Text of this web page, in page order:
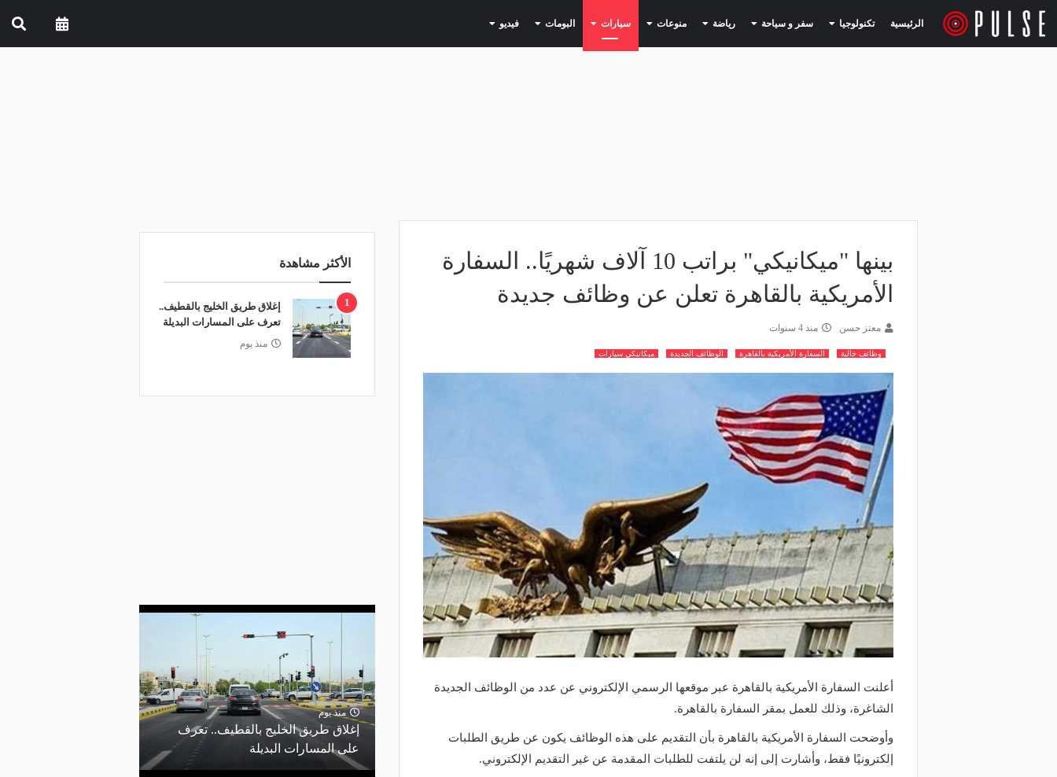
الرئيسية تكنولوجيا (current) سفر و سياحة (current) رياضة (current) منوعات (current) سيارات (current) البومات (current) فيديو (current)
بينها "ميكانيكي" براتب 10 آلاف شهريًا.. السفارة
الأمريكية بالقاهرة تعلن عن وظائف جديدة
معتز حسن منذ 4 سنوات
وظائف خالية السفارة الأمريكية بالقاهرة الوظائف الجديدة ميكانيكي سيارات
أعلنت السفارة الأمريكية بالقاهرة عبر موقعها الرسمي الإلكتروني عن عدد من الوظائف الجديدة
الشاغرة، وذلك للعمل بمقر السفارة بالقاهرة.
وأوضحت السفارة الأمريكية بالقاهرة بأن التقديم على هذه الوظائف يكون عن طريق الطلبات
إلكترونيًا فقط، وأشارت إلى إنه لن يلتفت للطلبات المقدمة عن غير التقديم الإلكتروني.
الأكثر مشاهدة
1
إغلاق طريق الخليج بالقطيف..
تعرف على المسارات البديلة
منذ يوم
منذ يوم
إغلاق طريق الخليج بالقطيف.. تعرف
على المسارات البديلة